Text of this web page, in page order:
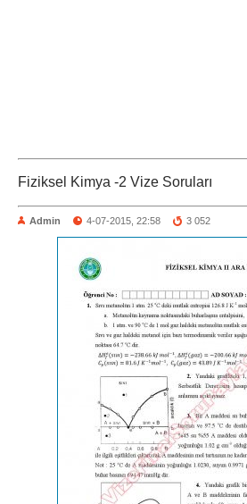
Fiziksel Kimya -2 Vize Soruları
Admin 4-07-2015, 22:58 3 052